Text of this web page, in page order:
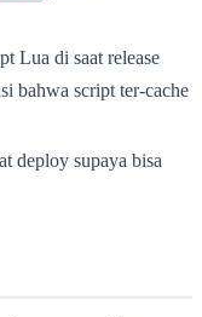
Lua di saat release
bahwa script ter-cache
deploy supaya bisa